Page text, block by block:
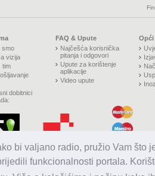
bi valjano radio, pružio Vam
funkcionalnosti portala.
smo
vizija
tim
dobitnici
FAQ & Upute
Najčešća korisnička
pitanja i odgovori
Upute za korištenje
aplikacije
Video upute
Opći